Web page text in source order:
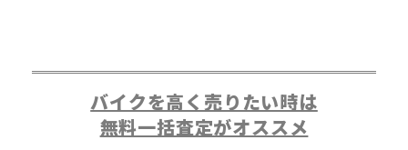
バイクを高く売りたい時は
無料一括査定がオススメ